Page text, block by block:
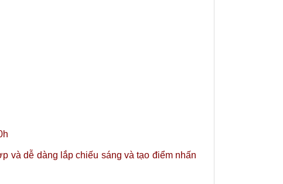
và dễ dàng lắp chiếu sáng và tạo điểm nhấn